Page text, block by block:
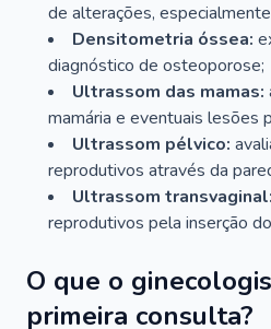
de alterações,
Densitometria óssea:
diagnóstico de osteoporose;
Ultrassom das mamas:
mamária e eventuais lesões
Ultrassom pélvico:
reprodutivos através da
Ultrassom transvaginal:
reprodutivos pela inserção
O que o
primeira consulta?